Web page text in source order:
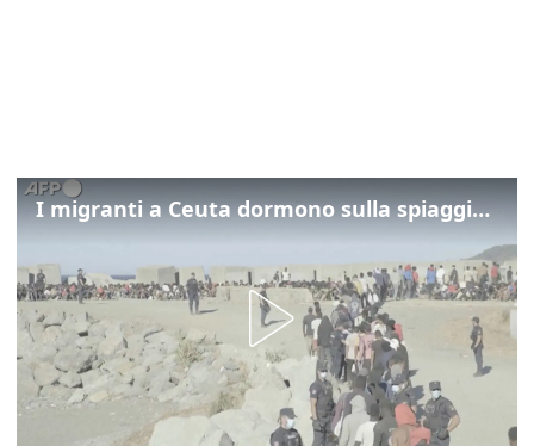
I migranti a Ceuta dormono sulla spiaggia: "Vogliamo entrare in Europa"